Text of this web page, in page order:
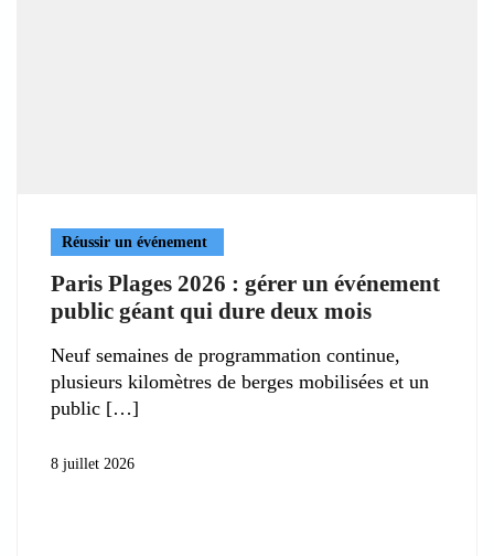
Réussir un événement
Paris Plages 2026 : gérer un événement
public géant qui dure deux mois
Neuf semaines de programmation continue,
plusieurs kilomètres de berges mobilisées et un
public
8 juillet 2026